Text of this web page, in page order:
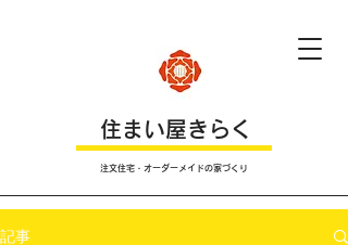
​住まい屋きらく
注文住宅・オーダーメイドの家づくり
記事